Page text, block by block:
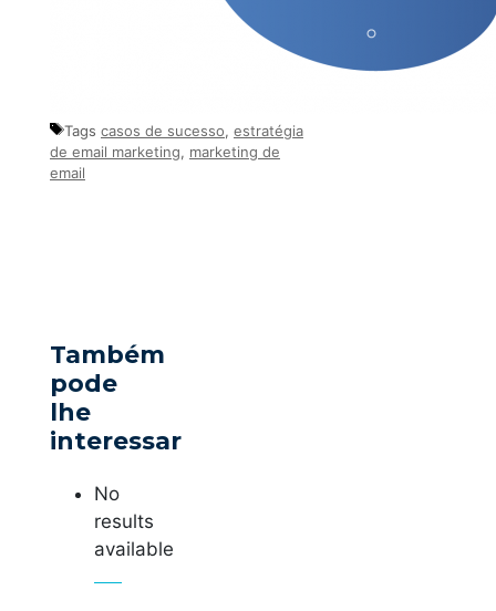
Tags casos de sucesso, estratégia
de email marketing, marketing de
email
Também
pode
lhe
interessar
No
results
available